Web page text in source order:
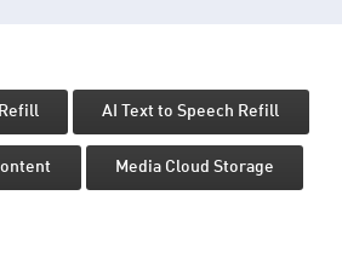
AI Text to Speech Refill
Media Cloud Storage